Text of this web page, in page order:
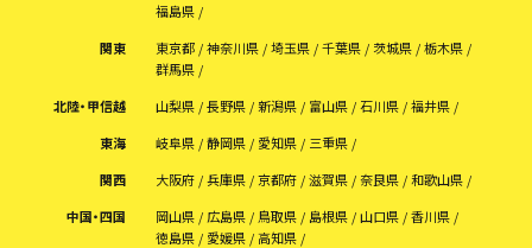
福島県
関東
東京都 神奈川県 埼玉県 千葉県 茨城県
栃木県
群馬県
北陸・甲信越
山梨県 長野県 新潟県 富山県 石川県
福井県
東海
岐阜県 静岡県 愛知県
三重県
関西
大阪府 兵庫県 京都府 滋賀県 奈良県
和歌山県
中国・四国
岡山県 広島県 鳥取県 島根県 山口県
香川県
徳島県
愛媛県
高知県